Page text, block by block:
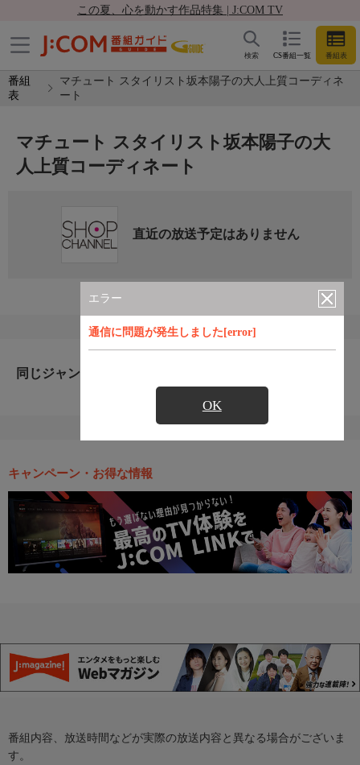
この夏、心を動かす作品特集 | J:COM TV
CS番組一覧 番組表
検索
番組
表
マチュート スタイリスト坂本陽子の大人上質コーディネ
ート
エラー
通信に問題が発生しました[error]
OK
マチュート スタイリスト坂本陽子の大
人上質コーディネート
直近の放送予定はありません
同じジャンルのおすすめ番組
キャンペーン・お得な情報
番組内容、放送時間などが実際の放送内容と異なる場合がございま
す。